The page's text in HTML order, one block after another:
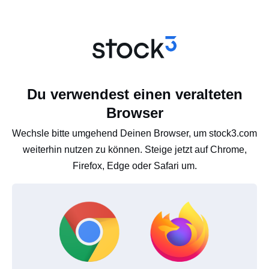
Du verwendest einen veralteten
Browser
Wechsle bitte umgehend Deinen Browser, um stock3.com
weiterhin nutzen zu können. Steige jetzt auf Chrome,
Firefox, Edge oder Safari um.